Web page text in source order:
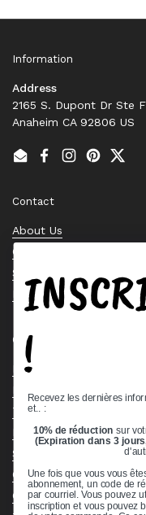
Information
Address
2165 S. Dupont Dr Ste F
Anaheim CA 92806 US
EmailFacebook
Instagram
Pinterest
Contact
About Us
Contact Us
Stock Check
Request a Quote
Quick links
Bearing Knowledge
Terms & Conditions
Return & Refund Policy
Shipping Policy
Open Cookie Banner
Comprehensive Guide
!
Recevez les dernières
et.. :
10% de réduction sur
(Expiration dans 3
Une fois que vous vous
abonnement, un code de
par courriel. Vous pouvez
inscription et vous pouvez